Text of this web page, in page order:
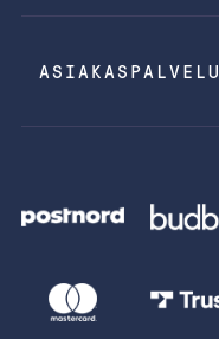
ASIAKASPALVELU